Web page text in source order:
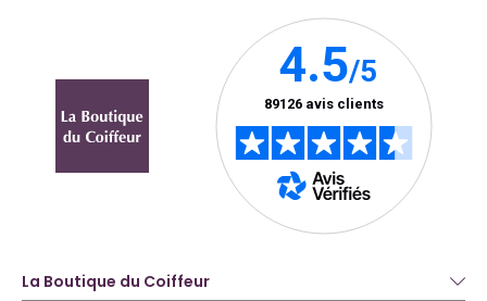
La Boutique du Coiffeur